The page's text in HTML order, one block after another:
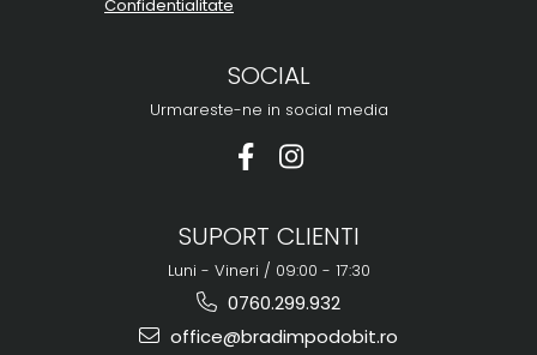
Confidentialitate
SOCIAL
Urmareste-ne in social media
SUPORT CLIENTI
Luni - Vineri / 09:00 - 17:30
0760.299.932
office@bradimpodobit.ro